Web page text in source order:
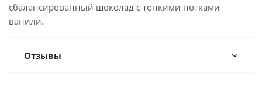
сбалансированный шоколад с тонкими нотками
ванили.
Отзывы